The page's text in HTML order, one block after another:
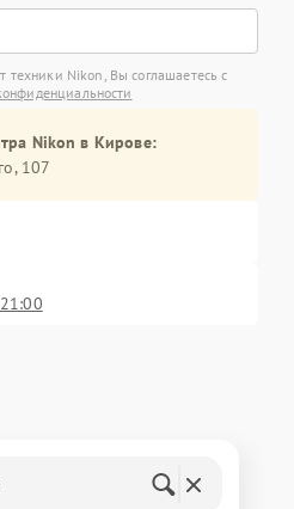
техники Nikon, Вы соглашаетесь с
Nikon в Кирове:
107